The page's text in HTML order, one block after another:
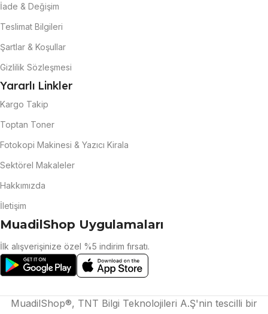
İade & Değişim
Teslimat Bilgileri
Şartlar & Koşullar
Gizlilik Sözleşmesi
Yararlı Linkler
Kargo Takip
Toptan Toner
Fotokopi Makinesi & Yazıcı Kirala
Sektörel Makaleler
Hakkımızda
İletişim
MuadilShop Uygulamaları
İlk alışverişinize özel %5 indirim fırsatı.
MuadilShop®, TNT Bilgi Teknolojileri A.Ş'nin tescilli bir